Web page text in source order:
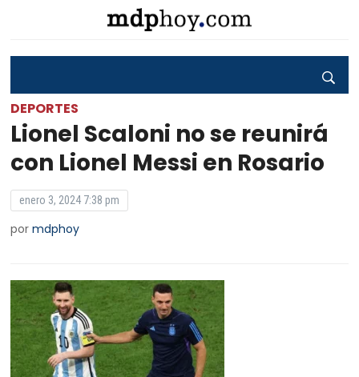
DEPORTES
Lionel Scaloni no se reunirá
con Lionel Messi en Rosario
enero 3, 2024 7:38 pm
pormdphoy